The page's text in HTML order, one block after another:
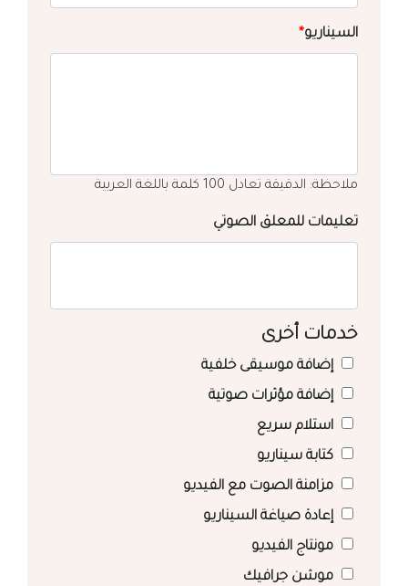
السيناريو*
ملاحظة: الدقيقة تعادل 100 كلمة باللغة العربية
تعليمات للمعلق الصوتي
خدمات أخرى
إضافة موسيقى خلفية
إضافة مؤثرات صوتية
استلام سريع
كتابة سيناريو
مزامنة الصوت مع الفيديو
إعادة صياغة السيناريو
مونتاج الفيديو
موشن جرافيك